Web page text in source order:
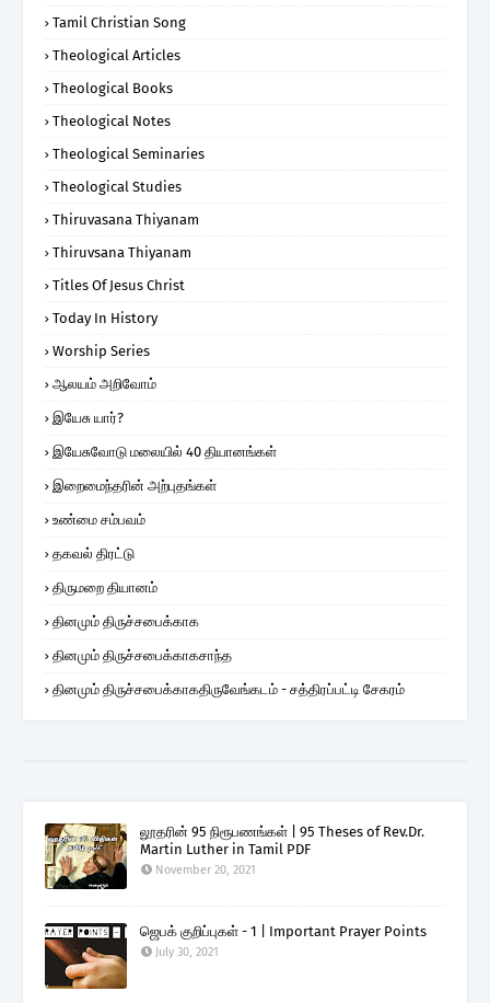
Tamil Christian Song
Theological Articles
Theological Books
Theological Notes
Theological Seminaries
Theological Studies
Thiruvasana Thiyanam
Thiruvsana Thiyanam
Titles Of Jesus Christ
Today In History
Worship Series
ஆலயம் அறிவோம்
இயேசு யார்?
இயேசுவோடு மலையில் 40 தியானங்கள்
இறைமைந்தரின் அற்புதங்கள்
உண்மை சம்பவம்
தகவல் திரட்டு
திருமறை தியானம்
தினமும் திருச்சபைக்காக
தினமும் திருச்சபைக்காகசாந்த
தினமும் திருச்சபைக்காகதிருவேங்கடம் - சத்திரப்பட்டி சேகரம்
லூதரின் 95 நிரூபணங்கள் | 95 Theses of Rev.Dr.
Martin Luther in Tamil PDF
November 20, 2021
ஜெபக் குறிப்புகள் - 1 | Important Prayer Points
July 30, 2021